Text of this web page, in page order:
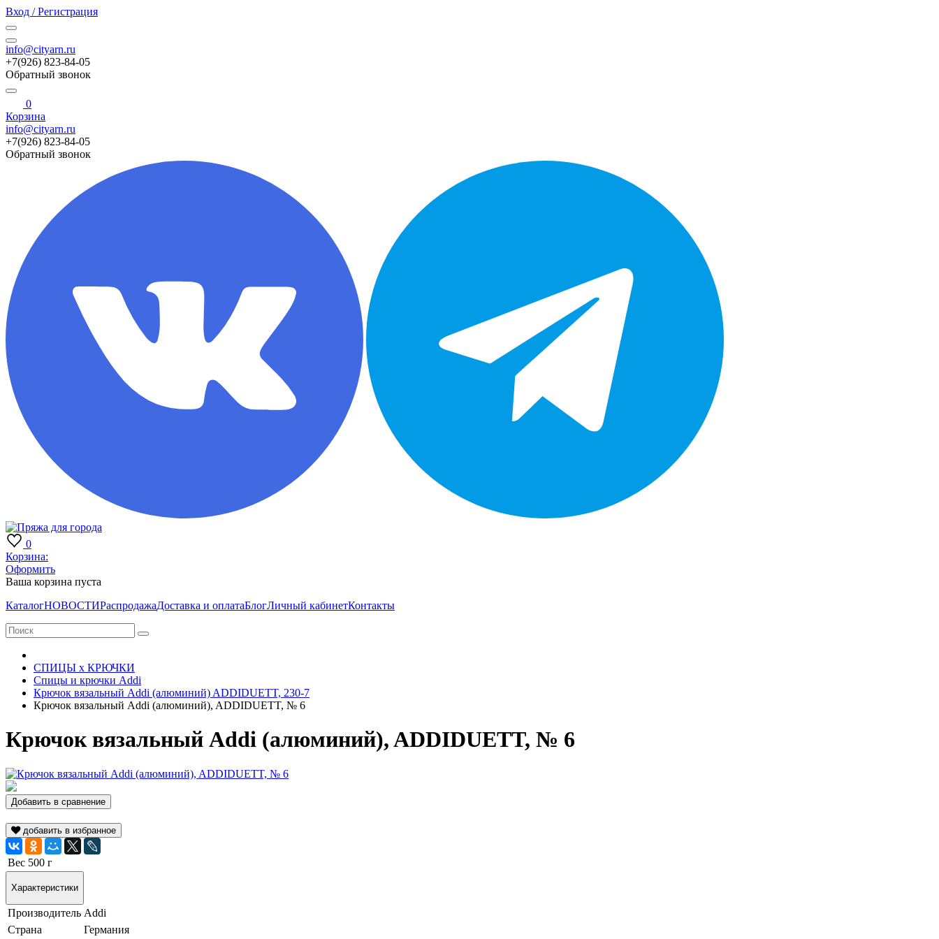
Вход / Регистрация
info@cityarn.ru
+7(926) 823-84-05
Обратный звонок
0
Корзина
info@cityarn.ru
+7(926) 823-84-05
Обратный звонок
0
Корзина:
Оформить
Ваша корзина пуста
КаталогНОВОСТИРаспродажаДоставка и оплатаБлогЛичный кабинетКонтакты
СПИЦЫ х КРЮЧКИ
Спицы и крючки Addi
Крючок вязальный Addi (алюминий) ADDIDUETT, 230-7
Крючок вязальный Addi (алюминий), ADDIDUETT, № 6
Крючок вязальный Addi (алюминий), ADDIDUETT, № 6
Добавить в сравнение
добавить в избранное
Вес 500 г
Характеристики
Производитель Addi
Страна
Германия